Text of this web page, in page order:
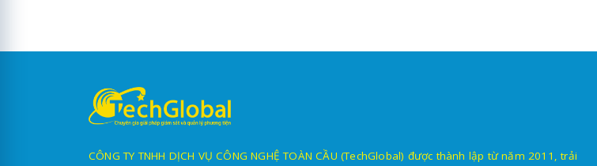
CÔNG TY TNHH DỊCH VỤ CÔNG NGHỆ TOÀN CẦU (TechGlobal) được thành lập từ năm 2011, trải